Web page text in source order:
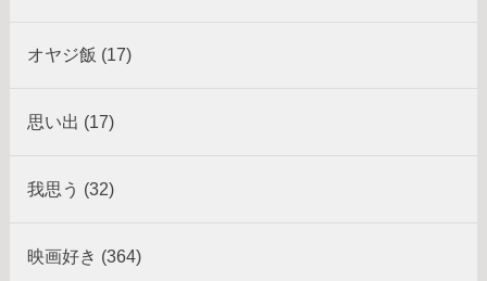
オヤジ飯 (17)
思い出 (17)
我思う (32)
映画好き (364)